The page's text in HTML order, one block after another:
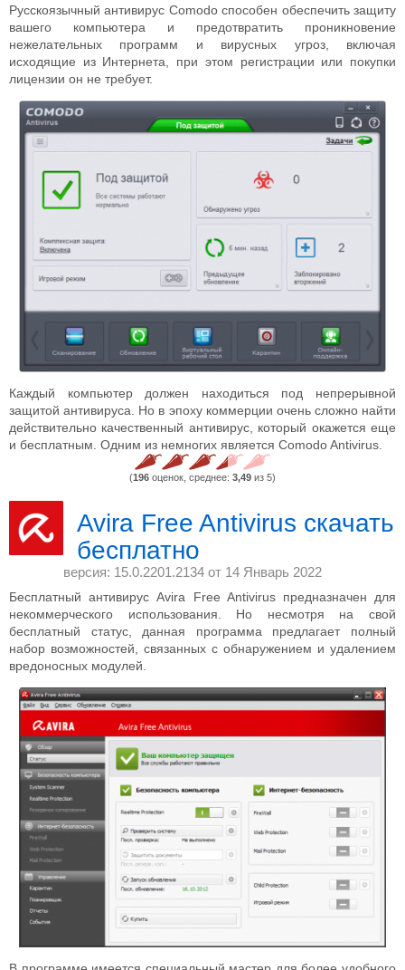
Русскоязычный антивирус Comodo способен обеспечить защиту
вашего компьютера и предотвратить проникновение
нежелательных программ и вирусных угроз, включая
исходящие из Интернета, при этом регистрации или покупки
лицензии он не требует.
Каждый компьютер должен находиться под непрерывной
защитой антивируса. Но в эпоху коммерции очень сложно найти
действительно качественный антивирус, который окажется еще
и бесплатным. Одним из немногих является Comodo Antivirus.
(196 оценок, среднее: 3,49 из 5)
Avira Free Antivirus скачать
бесплатно
версия: 15.0.2201.2134 от 14 Январь 2022
Бесплатный антивирус Avira Free Antivirus предназначен для
некоммерческого использования. Но несмотря на свой
бесплатный статус, данная программа предлагает полный
набор возможностей, связанных с обнаружением и удалением
вредоносных модулей.